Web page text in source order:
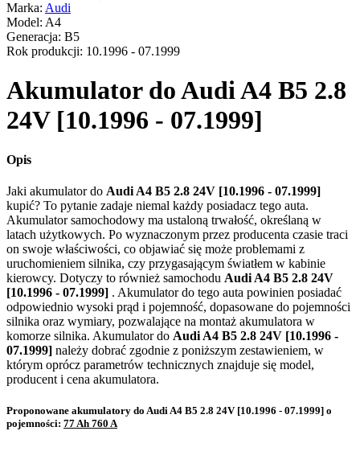
Marka: Audi
Model: A4
Generacja: B5
Rok produkcji: 10.1996 - 07.1999
Akumulator doAudi A4 B5 2.8
24V [10.1996 - 07.1999]
Opis
Jaki akumulator do Audi A4 B5 2.8 24V [10.1996 - 07.1999]
kupić? To pytanie zadaje niemal każdy posiadacz tego auta.
Akumulator samochodowy ma ustaloną trwałość, określaną w
latach użytkowych. Po wyznaczonym przez producenta czasie traci
on swoje właściwości, co objawiać się może problemami z
uruchomieniem silnika, czy przygasającym światłem w kabinie
kierowcy. Dotyczy to również samochodu Audi A4 B5 2.8 24V
[10.1996 - 07.1999] . Akumulator do tego auta powinien posiadać
odpowiednio wysoki prąd i pojemność, dopasowane do pojemności
silnika oraz wymiary, pozwalające na montaż akumulatora w
komorze silnika. Akumulator do Audi A4 B5 2.8 24V [10.1996 -
07.1999] należy dobrać zgodnie z poniższym zestawieniem, w
którym oprócz parametrów technicznych znajduje się model,
producent i cena akumulatora.
Proponowane akumulatory do Audi A4 B5 2.8 24V [10.1996 - 07.1999] o
pojemności: 77 Ah 760 A